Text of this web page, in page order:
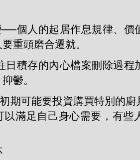
個人的起居作息規律、價
重頭磨合遷就。
積存的內心檔案刪除過程
鬱。
期可能要投資購買特別的廚
以滿足自己身心需要，有些